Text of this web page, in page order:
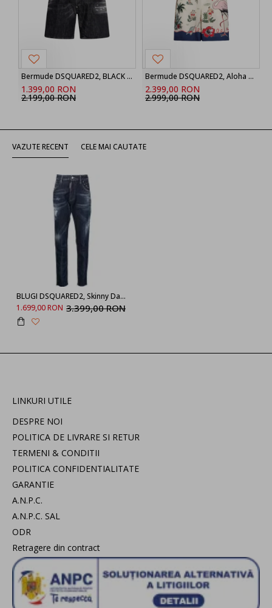
Bermude DSQUARED2, BLACK ‘Marine’ denim shorts
1.399,00 RON
2.199,00 RON
Bermude DSQUARED2, Aloha Souvenir Boxer Shorts
2.399,00 RON
2.999,00 RON
VAZUTE RECENT CELE MAI CAUTATE
BLUGI DSQUARED2, Skinny Dan Jean, S72LB0551S30789470
1.699,00 RON 3.399,00 RON
LINKURI UTILE
DESPRE NOI
POLITICA DE LIVRARE SI RETUR
TERMENI & CONDITII
POLITICA CONFIDENTIALITATE
GARANTIE
A.N.P.C.
A.N.P.C. SAL
ODR
Retragere din contract